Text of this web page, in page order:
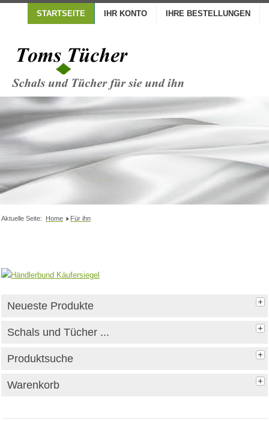
STARTSEITE IHR KONTO IHRE BESTELLUNGEN
Aktuelle Seite: Home Für ihn
Neueste Produkte
Schals und Tücher ...
Produktsuche
Warenkorb